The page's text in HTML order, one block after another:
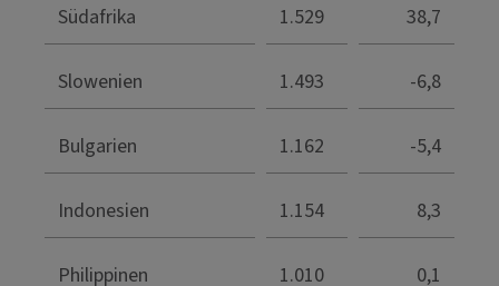
Südafrika 1.529 38,7
Slowenien 1.493 -6,8
Bulgarien 1.162 -5,4
Indonesien 1.154 8,3
Philippinen 1.010 0,1